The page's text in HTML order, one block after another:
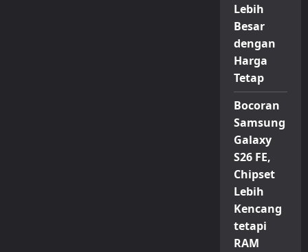
Lebih
Besar
dengan
Harga
Tetap
Bocoran
Samsung
Galaxy
S26 FE,
Chipset
Lebih
Kencang
tetapi
RAM